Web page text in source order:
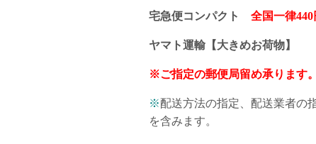
宅急便コンパクト 全国一律440
ヤマト運輸【大きめお荷物】
※ご指定の郵便局留め承ります。
※配送方法の指定、配送業者の
を含みます。